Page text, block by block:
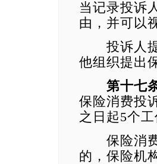
当记录投诉
由，并可以
投诉人提
他组织提出
第十七
保险消费投
之日起5个
保险消费
的，保险机